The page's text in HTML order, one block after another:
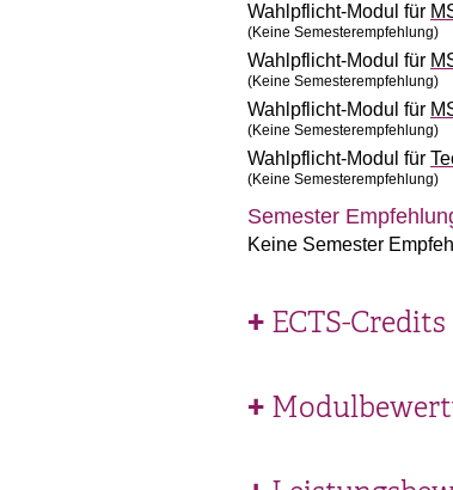
Wahlpflicht-Modul für
(Keine Semesterempfehlung)
Wahlpflicht-Modul für
(Keine Semesterempfehlung)
Wahlpflicht-Modul für
(Keine Semesterempfehlung)
Wahlpflicht-Modul für
(Keine Semesterempfehlung)
Semester
Keine Semester
ECTS-